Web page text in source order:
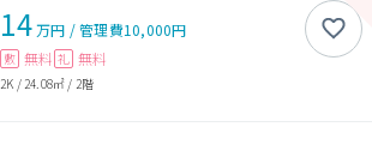
14万円 /管理費10,000円
敷 無料 礼 無料
2K / 24.08㎡ / 2階